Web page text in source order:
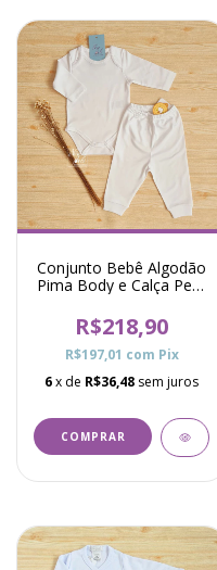
Conjunto Bebê Algodão
Pima Body e Calça Peru
R$218,90
R$197,01 com Pix
6x de R$36,48 sem juros
COMPRAR